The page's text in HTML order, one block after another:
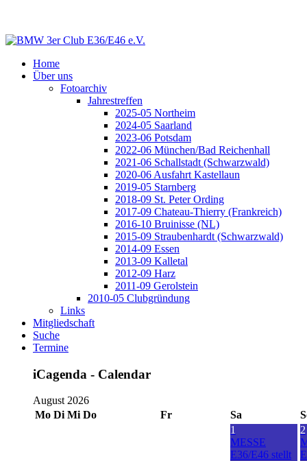
Home
Über uns
Fotoarchiv
Jahrestreffen
2025-05 Northeim
2024-05 Saarland
2023-06 Potsdam
2022-06 München/Bad Reichenhall
2021-06 Schallstadt (Schwarzwald)
2020-06 Ausfahrt Kastellaun
2019-05 Starnberg
2018-09 St. Peter Ording
2017-09 Chateau-Thierry (Frankreich)
2016-10 Bruinisse (NL)
2015-09 Straubenhardt (Schwarzwald)
2014-09 Essen
2013-09 Kalletal
2012-09 Harz
2011-09 Gerolstein
2010-05 Clubgründung
Links
Mitgliedschaft
Suche
Termine
iCagenda - Calendar
August 2026
Mo Di Mi Do Fr Sa
1
MESSE
E36/E46 stellt
2